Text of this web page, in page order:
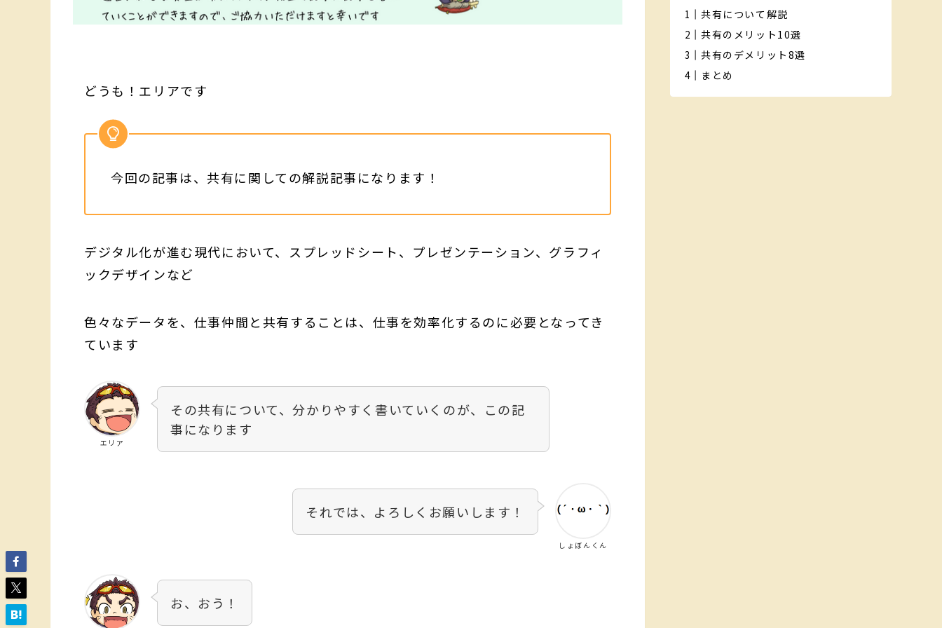
どうも！エリアです
今回の記事は、共有に関しての解説記事になります！
デジタル化が進む現代において、スプレッドシート、プレゼンテーション、グラフィ
ックデザインなど
色々なデータを、仕事仲間と共有することは、仕事を効率化するのに必要となってき
ています
エリア
その共有について、分かりやすく書いていくのが、この記
事になります
しょぼんくん
それでは、よろしくお願いします！
お、おう！
共有について解説
共有のメリット10選
共有のデメリット8選
まとめ